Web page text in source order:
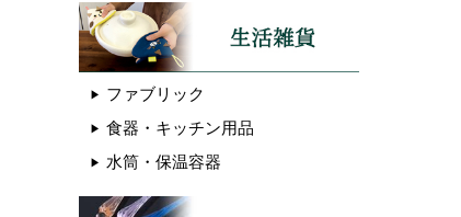
ファブリック
食器・キッチン用品
水筒・保温容器